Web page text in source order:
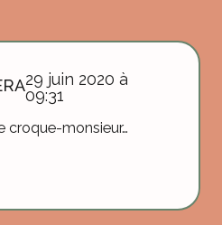
29 juin 2020 à
09:31
croque-monsieur…